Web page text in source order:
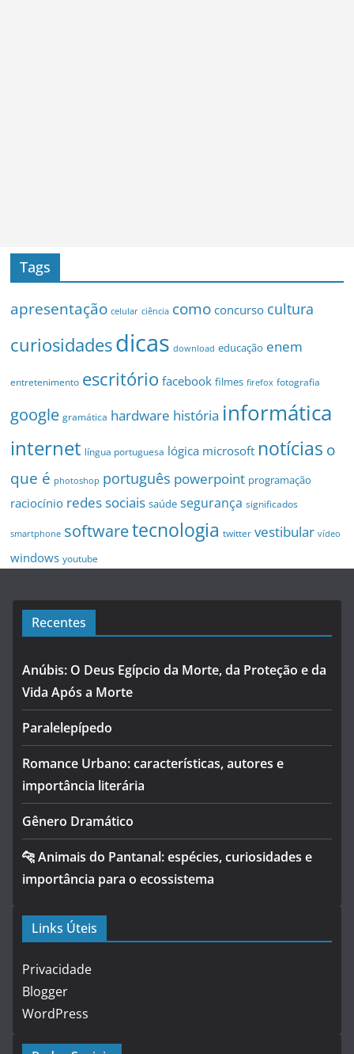
Tags
apresentação celular ciência como concurso cultura
curiosidadesdicas download educação enem
entretenimento escritório facebook filmes firefox fotografia
google gramática hardware história informática
internet língua portuguesa lógica microsoft notícias o
que é photoshop português powerpoint programação
raciocínio redes sociais saúde segurança significados
smartphone softwaretecnologia twitter vestibular vídeo
windows youtube
Recentes
Anúbis: O Deus Egípcio da Morte, da Proteção e da
Vida Após a Morte
Paralelepípedo
Romance Urbano: características, autores e
importância literária
Gênero Dramático
🐆 Animais do Pantanal: espécies, curiosidades e
importância para o ecossistema
Links Úteis
Privacidade
Blogger
WordPress